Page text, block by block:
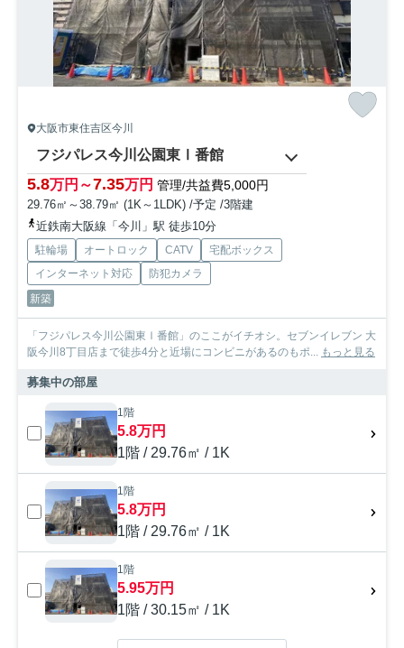
大阪市東住吉区今川
フジパレス今川公園東Ⅰ番館
5.8万円～7.35万円 管理/共益費5,000円
29.76㎡～38.79㎡ (1K～1LDK) /予定 /3階建
近鉄南大阪線「今川」駅 徒歩10分
駐輪場 オートロック CATV
宅配ボックス
インターネット対応
防犯カメラ
新築
「フジパレス今川公園東Ⅰ番館」のここがイチオシ。セブンイレブン 大
阪今川8丁目店まで徒歩4分と近場にコンビニがあるのもポ... もっと見る
募集中の部屋
1階
5.8万円
1階 / 29.76㎡ / 1K
1階
5.8万円
1階 / 29.76㎡ / 1K
1階
5.95万円
1階 / 30.15㎡ / 1K